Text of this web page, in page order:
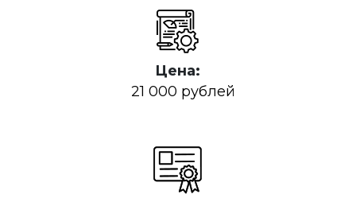
Цена:
21 000 рублей